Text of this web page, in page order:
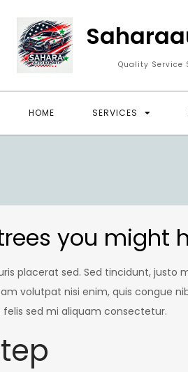
Quality Service
HOME SERVICES
you might
placerat sed. Sed tincidunt, justo
volutpat nisi enim, quis congue
sed mi aliquam consectetur.